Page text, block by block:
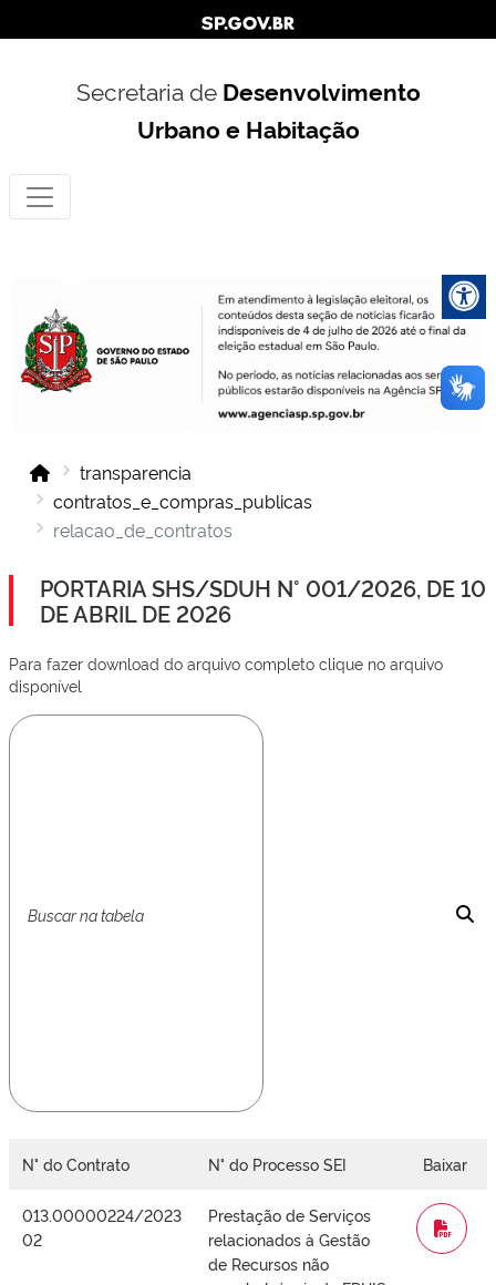
Secretaria de Desenvolvimento
Urbano e Habitação
transparencia
contratos_e_compras_publicas
relacao_de_contratos
PORTARIA SHS/SDUH N° 001/2026, DE 10
DE ABRIL DE 2026
Para fazer download do arquivo completo clique no arquivo
disponível
N° do Contrato N° do Processo SEI Baixar
013.00000224/2023
02
Prestação de Serviços
relacionados à Gestão
de Recursos não
WORD